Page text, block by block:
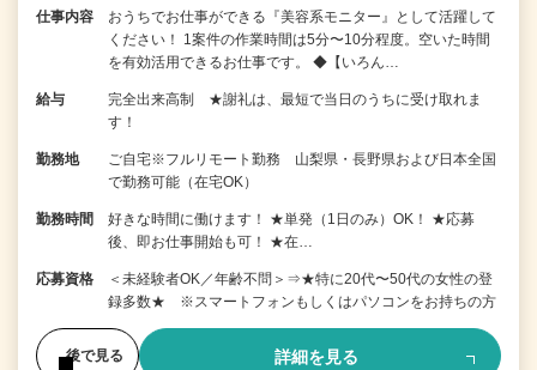
仕事内容
おうちでお仕事ができる『美容系モニター』として活躍して
ください！ 1案件の作業時間は5分〜10分程度。空いた時間
を有効活用できるお仕事です。 ◆【いろん…
給与
完全出来高制 ★謝礼は、最短で当日のうちに受け取れま
す！
勤務地
ご自宅※フルリモート勤務 山梨県・長野県および日本全国
で勤務可能（在宅OK）
勤務時間
好きな時間に働けます！ ★単発（1日のみ）OK！ ★応募
後、即お仕事開始も可！ ★在…
応募資格
＜未経験者OK／年齢不問＞⇒★特に20代〜50代の女性の登
録多数★ ※スマートフォンもしくはパソコンをお持ちの方
後で見る 詳細を見る